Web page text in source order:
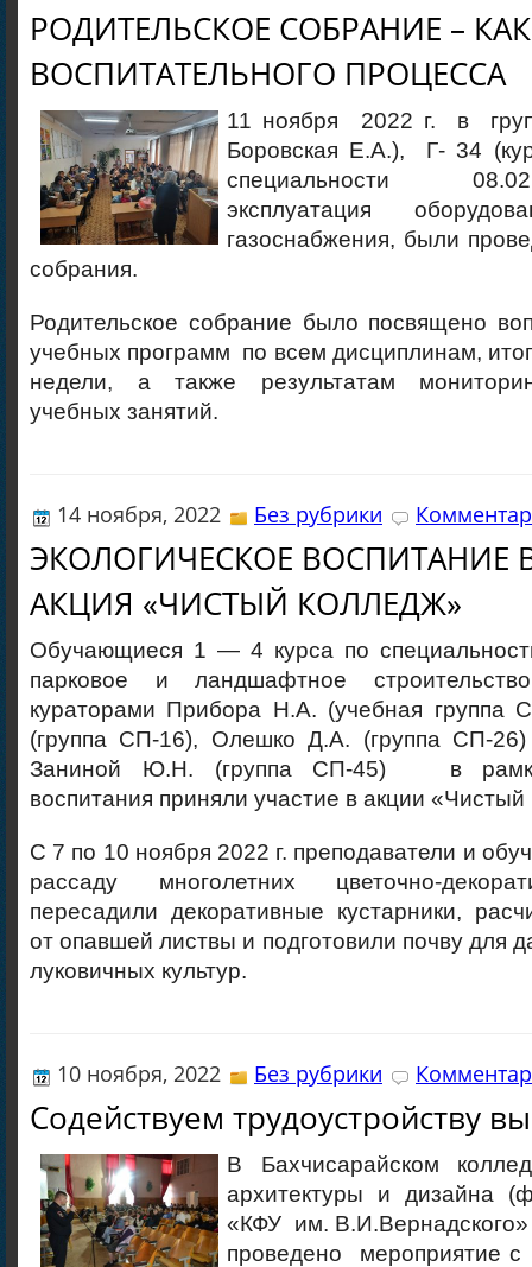
РОДИТЕЛЬСКОЕ СОБРАНИЕ –
ВОСПИТАТЕЛЬНОГО ПРОЦЕССА
11 ноября 2022 г. в
Боровская Е.А.), Г- 34
специальности
эксплуатация
газоснабжения, были
собрания.
Родительское собрание было посвящено
учебных программ по всем дисциплинам,
недели, а также результатам
учебных занятий.
14 ноября, 2022 Без рубрики
ЭКОЛОГИЧЕСКОЕ ВОСПИТАНИЕ
АКЦИЯ «ЧИСТЫЙ КОЛЛЕДЖ»
Обучающиеся 1 — 4 курса по
парковое и ландшафтное
кураторами Прибора Н.А. (учебная группа
(группа СП-16), Олешко Д.А. (группа СП-26)
Заниной Ю.Н. (группа СП-45) в рамках
воспитания приняли участие в акции
С 7 по 10 ноября 2022 г. преподаватели и
рассаду многолетних цветочно-
пересадили декоративные кустарники,
от опавшей листвы и подготовили почву для
луковичных культур.
10 ноября, 2022 Без рубрики
Содействуем трудоустройству
В Бахчисарайском
архитектуры и дизайна
«КФУ им. В.И.Вернадского»
проведено мероприятие с